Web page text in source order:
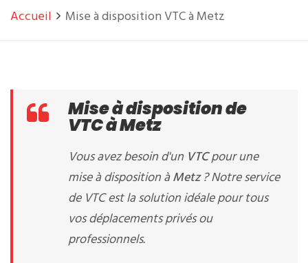
Accueil Mise à disposition VTC à Metz
Mise à disposition de
VTC à Metz
Vous avez besoin d'un VTCpour une
mise à disposition àMetz? Notre service
de VTC est la solution idéale pour tous
vos déplacements privés ou
professionnels.